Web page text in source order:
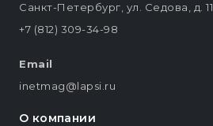
Санкт-Петербург, ул. Седова, д. 11
+7 (812) 309-34-98
Email
inetmag@lapsi.ru
О компании